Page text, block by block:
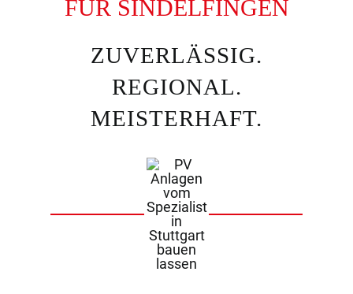
FÜR SINDELFINGEN
ZUVERLÄSSIG.
REGIONAL.
MEISTERHAFT.